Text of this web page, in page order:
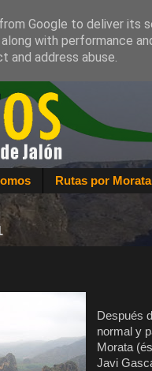
Rutas por Morata
Después
normal y
Morata
Javi
Google to deliver its
with performance
address abuse.